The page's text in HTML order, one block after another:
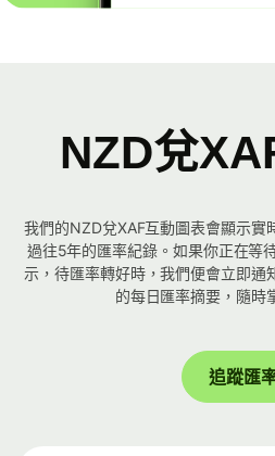
NZD兌
我們的NZD兌XAF互動圖表會顯示實
過往5年的匯率紀錄。如果你正在等
示，待匯率轉好時，我們便會立即通
的每日匯率摘要，隨時
追蹤匯